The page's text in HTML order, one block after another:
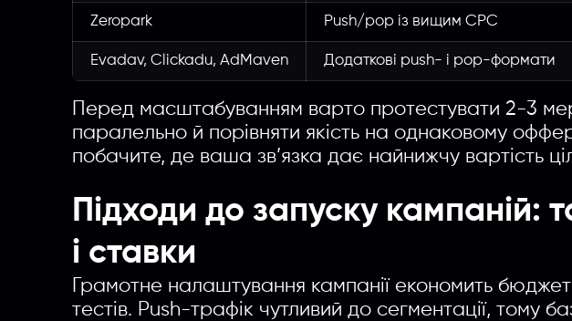
Zeropark Push/pop із вищим CPC
Evadav, Clickadu, AdMaven Додаткові push- і pop-формати
Перед масштабуванням варто протестувати 2-3
паралельно й порівняти якість на однаковому
побачите, де ваша зв’язка дає найнижчу вартість
Підходи до запуску кампаній:
і ставки
Грамотне налаштування кампанії економить
тестів. Push-трафік чутливий до сегментації, тому